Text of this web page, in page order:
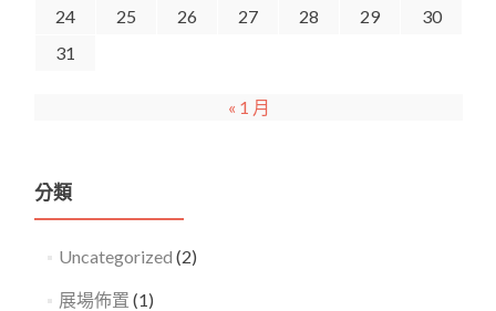
24
25 26 27 28 29
30
31
« 1 月
分類
Uncategorized (2)
展場佈置 (1)